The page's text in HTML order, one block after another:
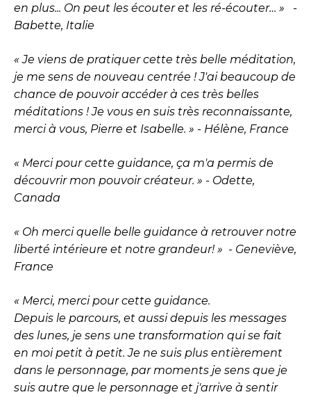
en plus... On peut les écouter et les ré-écouter… » -
Babette, Italie
« Je viens de pratiquer cette très belle méditation,
je me sens de nouveau centrée ! J'ai beaucoup de
chance de pouvoir accéder à ces très belles
méditations ! Je vous en suis très reconnaissante,
merci à vous, Pierre et Isabelle. » - Hélène, France
« Merci pour cette guidance, ça m'a permis de
découvrir mon pouvoir créateur. » - Odette,
Canada
« Oh merci quelle belle guidance à retrouver notre
liberté intérieure et notre grandeur! » - Geneviève,
France
« Merci, merci pour cette guidance.
Depuis le parcours, et aussi depuis les messages
des lunes, je sens une transformation qui se fait
en moi petit à petit. Je ne suis plus entièrement
dans le personnage, par moments je sens que je
suis autre que le personnage et j'arrive à sentir